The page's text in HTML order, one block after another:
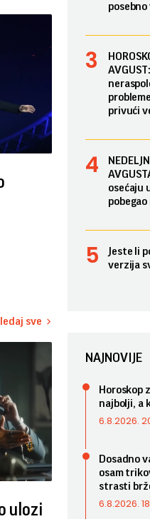
sve
ulozi
posebno
privući
osećaju
pobegao
Jeste li
verzija
NAJNOVIJE
Horoskop
najbolji, a
6.8.2026.
Dosadno
osam
strasti
6.8.2026.